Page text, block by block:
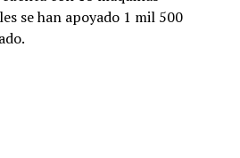
se han apoyado 1 mil 500
.